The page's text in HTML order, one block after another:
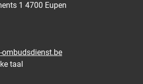
1 4700 Eupen
ombudsdienst.be
taal